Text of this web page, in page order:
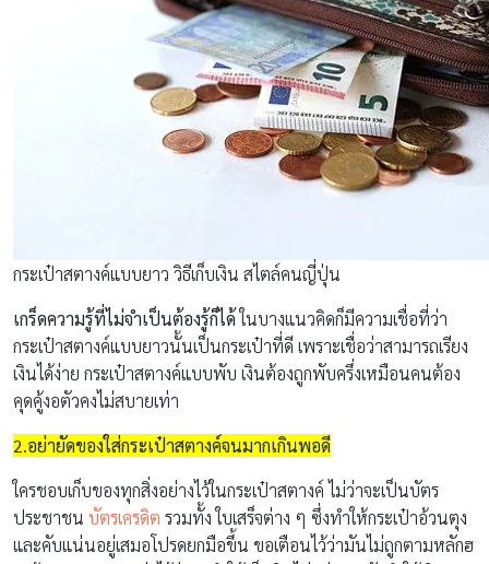
กระเป๋าสตางค์แบบยาว วิธีเก็บเงิน สไตล์คนญี่ปุ่น
เกร็ดความรู้ที่ไม่จำเป็นต้องรู้ก็ได้ในบางแนวคิดก็มีความเชื่อที่ว่า
กระเป๋าสตางค์แบบยาวนั้นเป็นกระเป๋าที่ดี เพราะเชื่อว่าสามารถเรียง
เงินได้ง่าย กระเป๋าสตางค์แบบพับ เงินต้องถูกพับครึ่งเหมือนคนต้อง
คุดคู้งอตัวคงไม่สบายเท่า
2.อย่ายัดของใส่กระเป๋าสตางค์จนมากเกินพอดี
ใครชอบเก็บของทุกสิ่งอย่างไว้ในกระเป๋าสตางค์ ไม่ว่าจะเป็นบัตร
ประชาชน บัตรเครดิต รวมทั้ง ใบเสร็จต่าง ๆ ซึ่งทำให้กระเป๋าอ้วนตุง
และคับแน่นอยู่เสมอโปรดยกมือขึ้น ขอเตือนไว้ว่ามันไม่ถูกตามหลักฮ